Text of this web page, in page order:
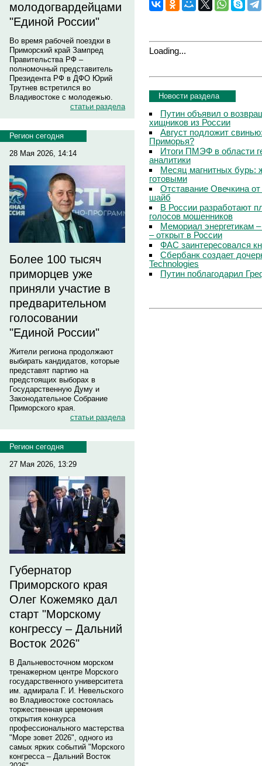
молодогвардейцами
"Единой России"
Во время рабочей поездки в
Приморский край Зампред
Правительства РФ –
полномочный представитель
Президента РФ в ДФО Юрий
Трутнев встретился во
Владивостоке с молодежью.
статьи раздела
Регион сегодня
28 Мая 2026, 14:14
Более 100 тысяч
приморцев уже
приняли участие в
предварительном
голосовании
"Единой России"
Жители региона продолжают
выбирать кандидатов, которые
представят партию на
предстоящих выборах в
Государственную Думу и
Законодательное Собрание
Приморского края.
статьи раздела
Регион сегодня
27 Мая 2026, 13:29
Губернатор
Приморского края
Олег Кожемяко дал
старт "Морскому
конгрессу – Дальний
Восток 2026"
В Дальневосточном морском
тренажерном центре Морского
государственного университета
им. адмирала Г. И. Невельского
во Владивостоке состоялась
торжественная церемония
открытия конкурса
профессионального мастерства
"Море зовет 2026", одного из
самых ярких событий "Морского
конгресса – Дальний Восток
Loading...
Новости раздела
Путин объявил о
хищников из России
Август подложит
Приморья?
Итоги ПМЭФ в области
аналитики
Месяц магнитных бурь:
готовыми
Отставание Овечкина
шайб
В России разработают
голосов мошенников
Мемориал энергетикам
– открыт в России
ФАС заинтересовался
Сбербанк создает
Technologies
Путин поблагодарил